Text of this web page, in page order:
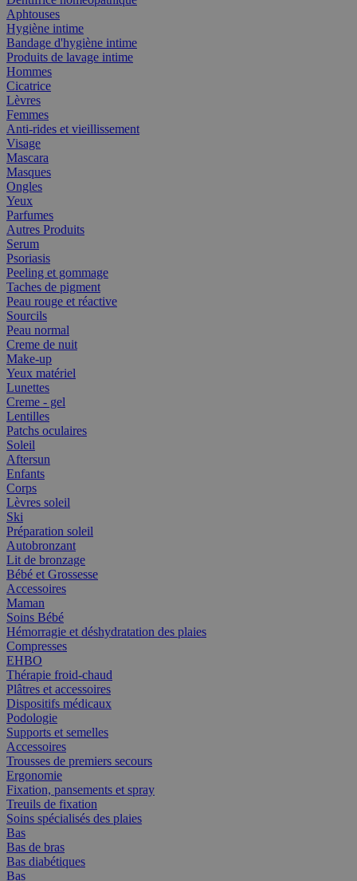
Aphtouses
Hygiène intime
Bandage d'hygiène intime
Produits de lavage intime
Hommes
Cicatrice
Lèvres
Femmes
Anti-rides et vieillissement
Visage
Mascara
Masques
Ongles
Yeux
Parfumes
Autres Produits
Serum
Psoriasis
Peeling et gommage
Taches de pigment
Peau rouge et réactive
Sourcils
Peau normal
Creme de nuit
Make-up
Yeux matériel
Lunettes
Creme - gel
Lentilles
Patchs oculaires
Soleil
Aftersun
Enfants
Corps
Lèvres soleil
Ski
Préparation soleil
Autobronzant
Lit de bronzage
Bébé et Grossesse
Accessoires
Maman
Soins Bébé
Hémorragie et déshydratation des plaies
Compresses
EHBO
Thérapie froid-chaud
Plâtres et accessoires
Dispositifs médicaux
Podologie
Supports et semelles
Accessoires
Trousses de premiers secours
Ergonomie
Fixation, pansements et spray
Treuils de fixation
Soins spécialisés des plaies
Bas
Bas de bras
Bas diabétiques
Bas